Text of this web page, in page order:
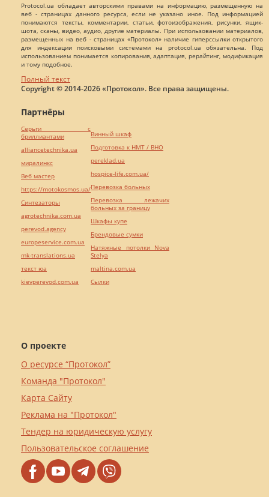
Protocol.ua обладает авторскими правами на информацию, размещенную на
веб - страницах данного ресурса, если не указано иное. Под информацией
понимаются тексты, комментарии, статьи, фотоизображения, рисунки, ящик-
шота, сканы, видео, аудио, другие материалы. При использовании материалов,
размещенных на веб - страницах «Протокол» наличие гиперссылки открытого
для индексации поисковыми системами на protocol.ua обязательна. Под
использованием понимается копирования, адаптация, рерайтинг, модификация
и тому подобное.
Полный текст
Copyright © 2014-2026 «Протокол». Все права защищены.
О проекте
О ресурсе “Протокол”
Команда "Протокол"
Карта Сайту
Реклама на "Протокол"
Тендер на юридическую услугу
Пользовательское соглашение
Партнёры
Серьги с
бриллиантами
alliancetechnika.ua
миралинкс
Веб мастер
https://motokosmos.ua/
Синтезаторы
agrotechnika.com.ua
perevod.agency
europeservice.com.ua
mk-translations.ua
текст юа
kievperevod.com.ua
Винный шкаф
Подготовка к НМТ / ВНО
pereklad.ua
hospice-life.com.ua/
Перевозка больных
Перевозка лежачих
больных за границу
Шкафы купе
Брендовые сумки
Натяжные потолки Nova
Stelya
maltina.com.ua
Cылки